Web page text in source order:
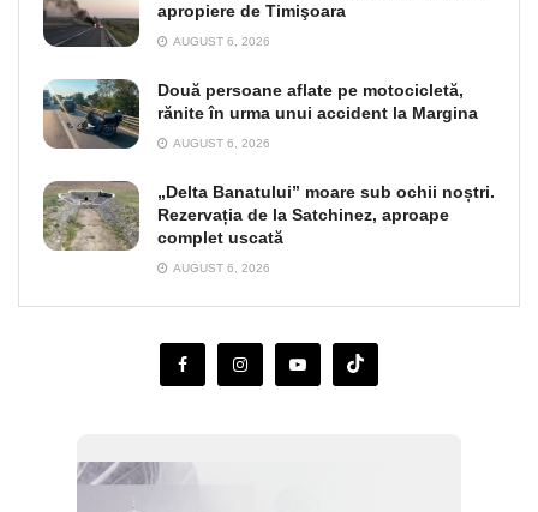
apropiere de Timişoara
AUGUST 6, 2026
Două persoane aflate pe motocicletă,
rănite în urma unui accident la Margina
AUGUST 6, 2026
„Delta Banatului” moare sub ochii noștri.
Rezervația de la Satchinez, aproape
complet uscată
AUGUST 6, 2026